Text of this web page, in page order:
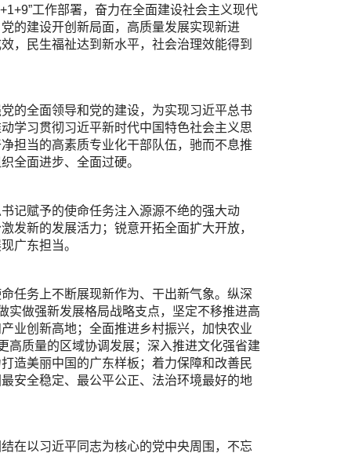
工作部署，奋力在全面建设社会主义现代
的建设开创新局面，高质量发展实现新进
，民生福祉达到新水平，社会治理效能得到
的全面领导和党的建设，为实现习近平总书
学习贯彻习近平新时代中国特色社会主义思
担当的高素质专业化干部队伍，驰而不息推
全面进步、全面过硬。
记赋予的使命任务注入源源不绝的强大动
发新的发展活力；锐意开拓全面扩大开放，
广东担当。
任务上不断展现新作为、干出新气象。纵深
实做强新发展格局战略支点，坚定不移推进高
业创新高地；全面推进乡村振兴，加快农业
高质量的区域协调发展；深入推进文化强省建
造美丽中国的广东样板；着力保障和改善民
安全稳定、最公平公正、法治环境最好的地
在以习近平同志为核心的党中央周围，不忘